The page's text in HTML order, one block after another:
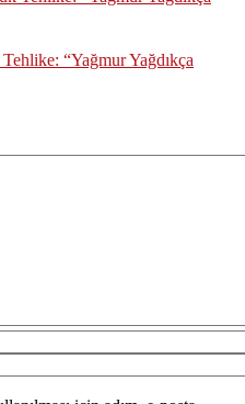
“Yağmur Yağdıkça